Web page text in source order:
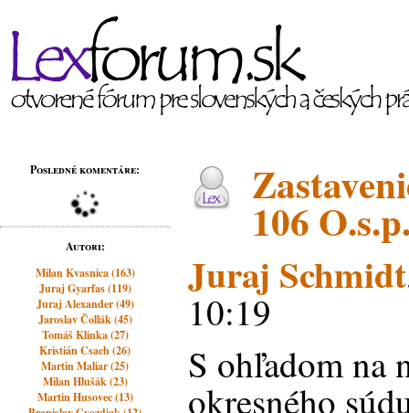
Posledné komentáre:
Autori:
Milan Kvasnica (163)
Juraj Gyarfas (119)
Juraj Alexander (49)
Jaroslav Čollák (45)
Tomáš Klinka (27)
Kristián Csach (26)
Martin Maliar (25)
Milan Hlušák (23)
Martin Husovec (13)
106
Juraj Schmidt
10:19
S ohľadom na
okresného